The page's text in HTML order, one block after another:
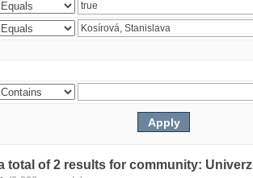
total of 2 results for community: